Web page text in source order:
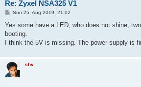
Re: Zyxel NSA325 V1
P
s
Sun 25. Aug 2019, 21:02
Yes some have a LED, who does not shine,
booting.
I think the 5V is missing. The power supply is
shv